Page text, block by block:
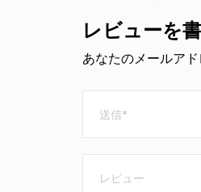
レビューを
あなたのメールア